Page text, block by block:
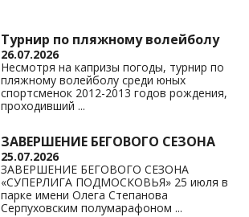
Турнир по пляжному волейболу
26.07.2026
Несмотря на капризы погоды, турнир по
пляжному волейболу среди юных
спортсменок 2012-2013 годов рождения,
проходивший ...
ЗАВЕРШЕНИЕ БЕГОВОГО СЕЗОНА
25.07.2026
ЗАВЕРШЕНИЕ БЕГОВОГО СЕЗОНА
«СУПЕРЛИГА ПОДМОСКОВЬЯ» 25 июля в
парке имени Олега Степанова
Серпуховским полумарафоном ...